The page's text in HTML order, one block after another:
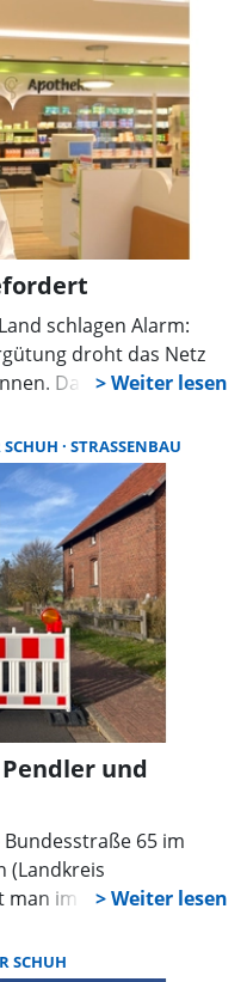
Montag
dass sich dann
abzeichnet.
schlagen Alarm:
droht das Netz
Das wird im
Bezirks Schaumburg
sehr
Götzlaff nun auf
Berlin.
SCHUH STRASSENBAU
und
65 im
(Landkreis
man im Plan, doch nicht
SCHUH